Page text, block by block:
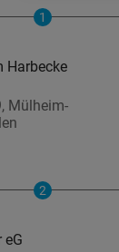
1
Harbecke
Mülheim-
2
eG